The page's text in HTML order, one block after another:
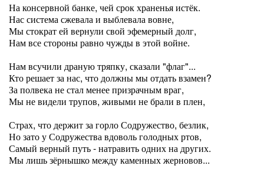
На консервной банке, чей срок храненья истёк.
Нас система сжевала и выблевала вовне,
Мы стократ ей вернули свой эфемерный долг,
Нам все стороны равно чужды в этой войне.
Нам всучили драную тряпку, сказали "флаг"...
Кто решает за нас, что должны мы отдать взамен?
За полвека не стал менее призрачным враг,
Мы не видели трупов, живыми не брали в плен,
Страх, что держит за горло Содружество, безлик,
Но зато у Содружества вдоволь голодных ртов,
Самый верный путь - натравить одних на других.
Мы лишь зёрнышко между каменных жерновов...